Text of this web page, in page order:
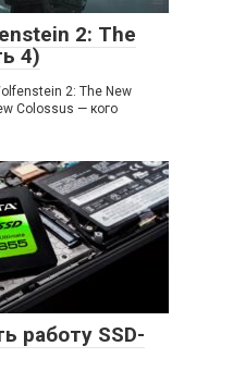
2: The
4)
2: The New
Colossus — кого
работу SSD-